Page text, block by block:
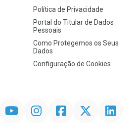
Política de Privacidade
Portal do Titular de Dados
Pessoais
Como Protegemos os Seus
Dados
Configuração de Cookies
InstagramFacebookTwitter Linkedin